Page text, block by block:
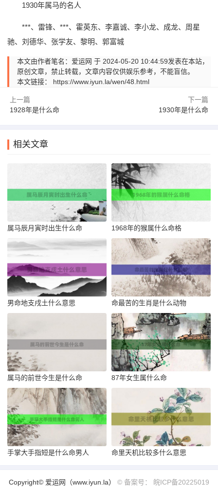
1930年属马的名人
***、雷锋、***、霍英东、李嘉诚、李小龙、成龙、周星
驰、刘德华、张学友、黎明、郭富城
本文由作者笔名：爱运网 于 2024-05-20 10:44:59发表在本站，
原创文章，禁止转载，文章内容仅供娱乐参考，不能盲信。
本文链接： https://www.iyun.la/wen/48.html
上一篇
1928年是什么命
下一篇
1930年是什么命
相关文章
属马辰月寅时出生什么命 1968年的猴属什么命格
男命地支戌土什么意思 命最苦的生肖是什么动物
属马的前世今生是什么命 87年女生属什么命
手掌大手指短是什么命男人 命里天机比较多什么意思
Copyright© 爱运网（www.iyun.la） © 备案号： 皖ICP备20225019